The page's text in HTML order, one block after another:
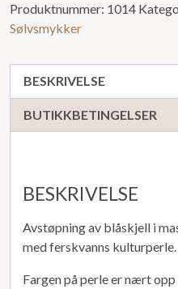
Produktnummer: 1014
Sølvsmykker
BESKRIVELSE
BUTIKKBETINGELSER
BESKRIVELSE
Avstøpning av blåskjell i
med ferskvanns kulturperle.
Fargen på perle er nært